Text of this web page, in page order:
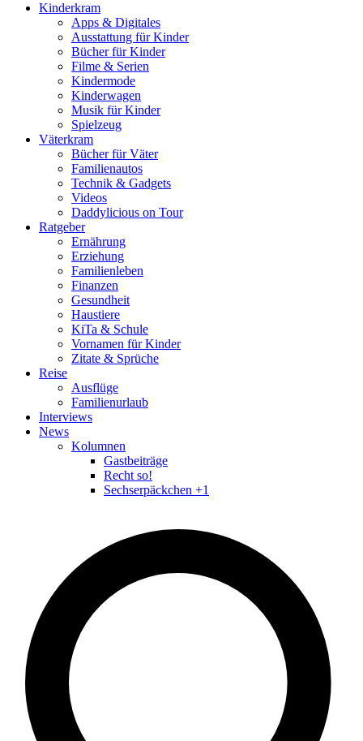
Kinderkram
Apps & Digitales
Ausstattung für Kinder
Bücher für Kinder
Filme & Serien
Kindermode
Kinderwagen
Musik für Kinder
Spielzeug
Väterkram
Bücher für Väter
Familienautos
Technik & Gadgets
Videos
Daddylicious on Tour
Ratgeber
Ernährung
Erziehung
Familienleben
Finanzen
Gesundheit
Haustiere
KiTa & Schule
Vornamen für Kinder
Zitate & Sprüche
Reise
Ausflüge
Familienurlaub
Interviews
News
Kolumnen
Gastbeiträge
Recht so!
Sechserpäckchen +1